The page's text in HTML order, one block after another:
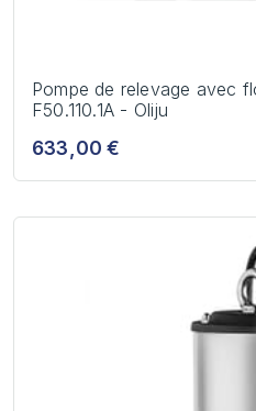
Pompe de relevage avec
F50.110.1A - Oliju
633,00 €